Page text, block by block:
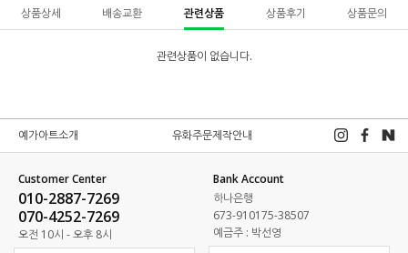
상품상세 배송교환 관련상품 상품후기 상품문의
관련상품이 없습니다.
예가아트소개 유화주문제작안내
Customer Center
010-2887-7269
070-4252-7269
오전 10시 - 오후 8시
Bank Account
하나은행
673-910175-38507
예금주 : 박선영